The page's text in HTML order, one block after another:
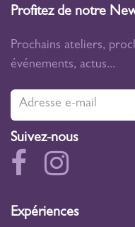
Expériences
Profitez de notre
Prochains ateliers,
événements, actus...
Suivez-nous